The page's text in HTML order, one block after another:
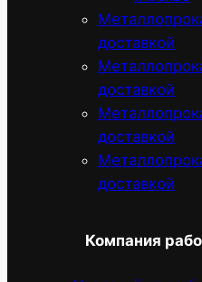
доставкой
доставкой
доставкой
доставкой
Компания